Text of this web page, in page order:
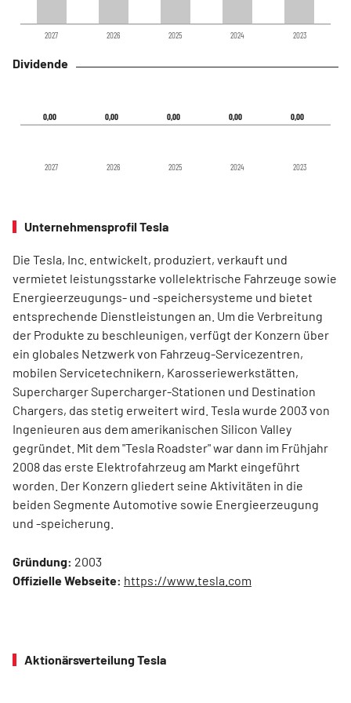
2027 2026 2025 2024 2023
Dividende
0,00
0,00 0,00
0,00 0,00
0,00 0,00
0,00 0,00
0,00
2027 2026 2025 2024 2023
Unternehmensprofil Tesla
Die Tesla, Inc. entwickelt, produziert, verkauft und
vermietet leistungsstarke vollelektrische Fahrzeuge sowie
Energieerzeugungs- und -speichersysteme und bietet
entsprechende Dienstleistungen an. Um die Verbreitung
der Produkte zu beschleunigen, verfügt der Konzern über
ein globales Netzwerk von Fahrzeug-Servicezentren,
mobilen Servicetechnikern, Karosseriewerkstätten,
Supercharger Supercharger-Stationen und Destination
Chargers, das stetig erweitert wird. Tesla wurde 2003 von
Ingenieuren aus dem amerikanischen Silicon Valley
gegründet. Mit dem "Tesla Roadster" war dann im Frühjahr
2008 das erste Elektrofahrzeug am Markt eingeführt
worden. Der Konzern gliedert seine Aktivitäten in die
beiden Segmente Automotive sowie Energieerzeugung
und -speicherung.
Gründung: 2003
Offizielle Webseite: https://www.tesla.com
Aktionärsverteilung Tesla